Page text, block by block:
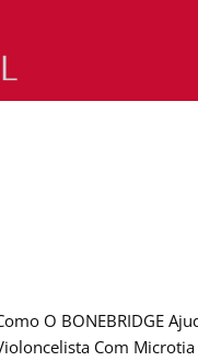
O BONEBRIDGE
Com Microtia